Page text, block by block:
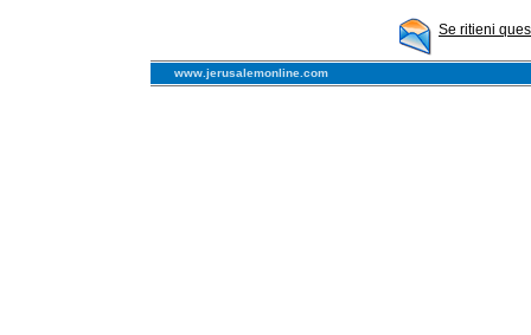
Se ritieni
www.jerusalemonline.com